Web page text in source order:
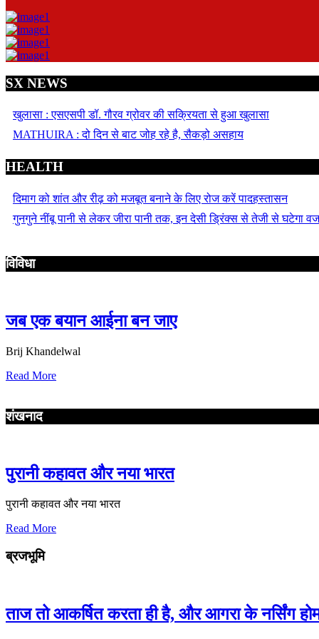
SX NEWS
खुलासा : एसएसपी डॉ. गौरव ग्रोवर की सक्रियता से हुआ खुलासा
MATHUIRA : दो दिन से बाट जोह रहे है, सैकड़ो असहाय
HEALTH
दिमाग को शांत और रीढ़ को मजबूत बनाने के लिए रोज करें पादहस्तासन
गुनगुने नींबू पानी से लेकर जीरा पानी तक, इन देसी ड्रिंक्स से तेजी से घटेगा
विविधा
जब एक बयान आईना बन जाए
Brij Khandelwal
Read More
शंखनाद
पुरानी कहावत और नया भारत
पुरानी कहावत और नया भारत
Read More
ब्रजभूमि
ताज तो आकर्षित करता ही है, और आगरा के नर्सिंग